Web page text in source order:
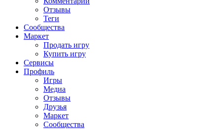
Отзывы
Теги
Сообщества
Маркет
Продать игру
Купить игру
Сервисы
Профиль
Игры
Медиа
Отзывы
Друзья
Маркет
Сообщества